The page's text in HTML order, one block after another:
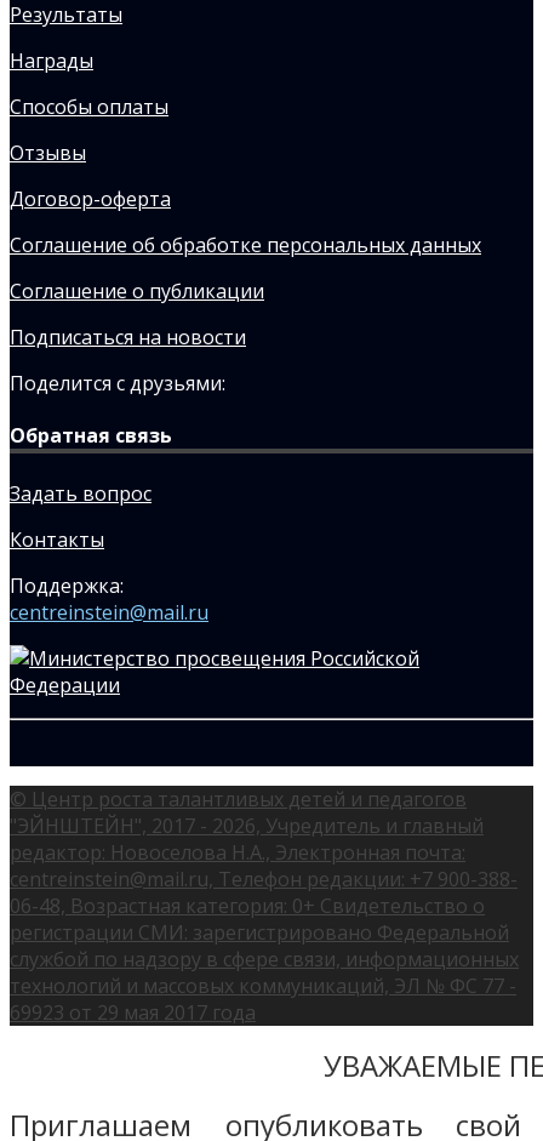
Результаты
Награды
Способы оплаты
Отзывы
Договор-оферта
Соглашение об обработке персональных данных
Соглашение о публикации
Подписаться на новости
Поделится с друзьями:
Обратная связь
Задать вопрос
Контакты
Поддержка:
centreinstein@mail.ru
© Центр роста талантливых детей и педагогов
"ЭЙНШТЕЙН", 2017 - 2026, Учредитель и главный
редактор: Новоселова Н.А., Электронная почта:
centreinstein@mail.ru, Телефон редакции: +7 900-388-
06-48, Возрастная категория: 0+ Свидетельство о
регистрации СМИ: зарегистрировано Федеральной
службой по надзору в сфере связи, информационных
технологий и массовых коммуникаций, ЭЛ № ФС 77 -
69923 от 29 мая 2017 года
УВАЖАЕМЫЕ
Приглашаем опубликовать